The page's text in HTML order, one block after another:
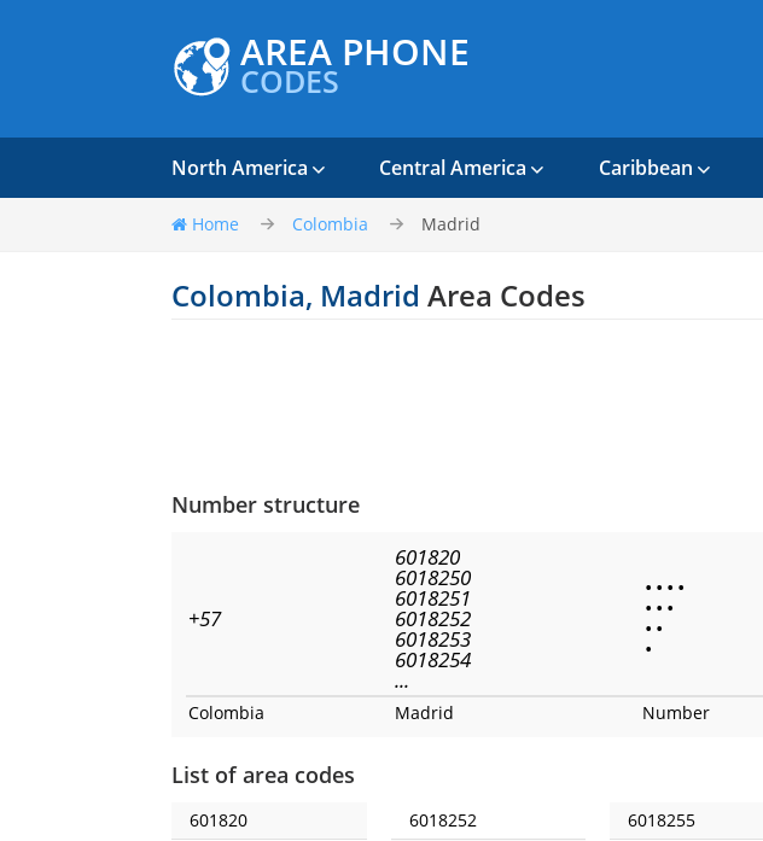
AREA PHONE
CODES
North America Central America Caribbean
Home Colombia Madrid
Colombia, Madrid Area Codes
Number structure
+57
601820
6018250
6018251
6018252
6018253
6018254
...
• • • •
• • •
• •
•
Colombia Madrid Number
List of area codes
601820
6018252
6018255